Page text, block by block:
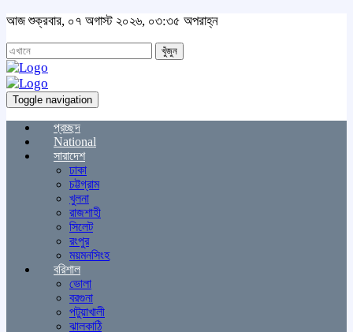
আজ শুক্রবার, ০৭ অগাস্ট ২০২৬, ০৩:৩৫ অপরাহ্ন
খুঁজুন
Toggle navigation
প্রচ্ছদ
National
সারাদেশ
ঢাকা
চট্টগ্রাম
খুলনা
রাজশাহী
সিলেট
রংপুর
ময়মনসিংহ
বরিশাল
ভোলা
বরগুনা
পটুয়াখালী
ঝালকাঠি